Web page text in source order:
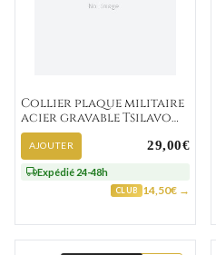
Collier plaque militaire
acier gravable Tsilavo
Strass
AJOUTER 29,00€
Expédié 24-48h
CLUB 14,50€ →